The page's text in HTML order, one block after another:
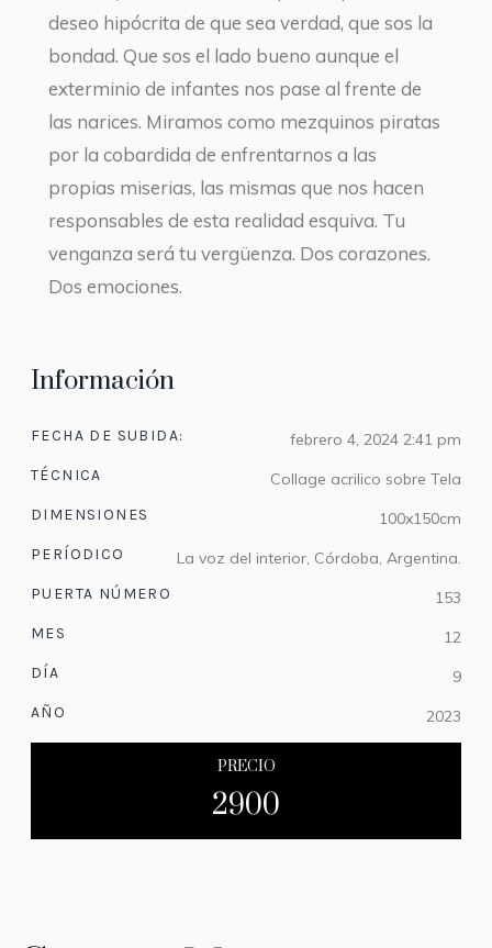
Información
FECHA DE SUBIDA: febrero 4, 2024 2:41 pm
TÉCNICA Collage acrilico sobre Tela
DIMENSIONES 100x150cm
PERÍODICO La voz del interior, Córdoba, Argentina.
PUERTA NÚMERO 153
MES 12
DÍA 9
AÑO 2023
PRECIO
2900
deseo hipócrita de que sea verdad, que sos la
bondad. Que sos el lado bueno aunque el
exterminio de infantes nos pase al frente de
las narices. Miramos como mezquinos piratas
por la cobardida de enfrentarnos a las
propias miserias, las mismas que nos hacen
responsables de esta realidad esquiva. Tu
venganza será tu vergüenza. Dos corazones.
Dos emociones.